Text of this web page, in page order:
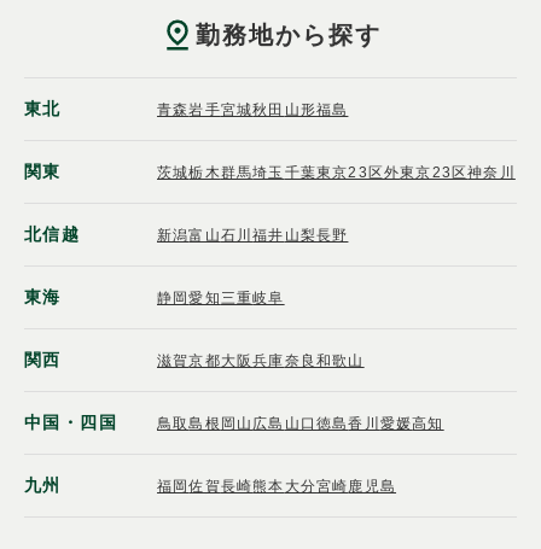
勤務地から探す
東北 青森岩手宮城秋田 山形福島
関東 茨城栃木群馬埼玉 千葉東京23区外東京23区神奈川
北信越 新潟富山石川福井 山梨長野
東海 静岡愛知 三重岐阜
関西 滋賀京都大阪兵庫奈良和歌山
中国・四国 鳥取島根 岡山 広島 山口徳島香川 愛媛高知
九州 福岡佐賀長崎熊本 大分宮崎 鹿児島